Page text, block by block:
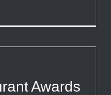
Awards